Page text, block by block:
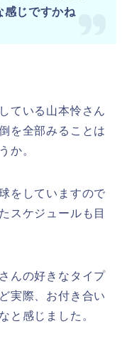
感じですかね
ている山本怜さん
を全部みることは
か。
をしていますので
スケジュールも目
んの好きなタイプ
実際、お付き合い
と感じました。